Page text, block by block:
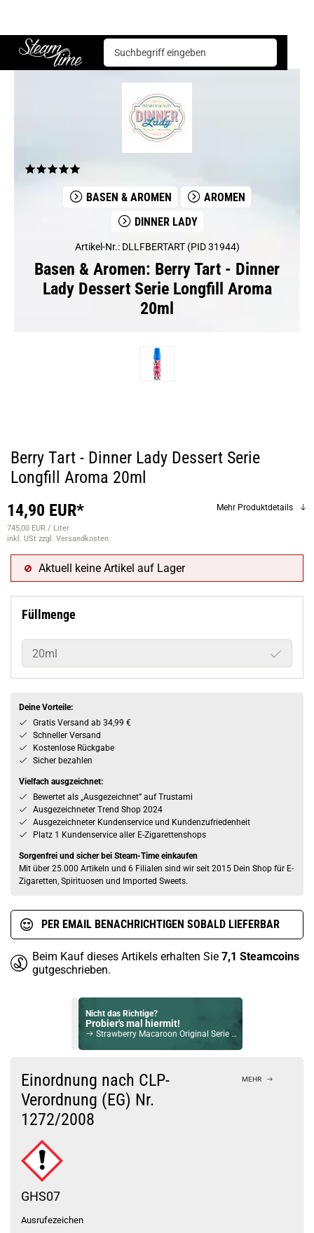
Steam time
Basen & Aromen Aromen Dinner Lady
BASEN & AROMEN
AROMEN
DINNER LADY
Artikel-Nr.: DLLFBERTART (PID 31944)
Basen & Aromen: Berry Tart - Dinner
Lady Dessert Serie Longfill Aroma
20ml
Berry Tart - Dinner Lady Dessert Serie
Longfill Aroma 20ml
14,90 EUR*
745,00 EUR / Liter
inkl. USt zzgl. Versandkosten
Mehr Produktdetails
Aktuell keine Artikel auf Lager
Füllmenge
20ml
Deine Vorteile:
Gratis Versand ab 34,99 €
Schneller Versand
Kostenlose Rückgabe
Sicher bezahlen
Vielfach ausgzeichnet:
Bewertet als „Ausgezeichnet” auf Trustami
Ausgezeichneter Trend Shop 2024
Ausgezeichneter Kundenservice und Kundenzufriedenheit
Platz 1 Kundenservice aller E-Zigarettenshops
Sorgenfrei und sicher bei Steam-Time einkaufen
Mit über 25.000 Artikeln und 6 Filialen sind wir seit 2015 Dein Shop für E-
Zigaretten, Spirituosen und Imported Sweets.
PER EMAIL BENACHRICHTIGEN SOBALD LIEFERBAR
Beim Kauf dieses Artikels erhalten Sie 7,1 Steamcoins
gutgeschrieben.
Nicht das Richtige?
Probier's mal hiermit!
Strawberry Macaroon Original Serie 50/50 10ml Liquids by Dinner Lady 12mg / 10ml
Check das mal!
Grandma’s Vanilla Custard 10ml Longfill Aroma by Big Bottle Flavours
Du willst Kröten sparen?
Schau mal hier!
Einordnung nach CLP-
Verordnung (EG) Nr.
1272/2008
MEHR
GHS07
Ausrufezeichen